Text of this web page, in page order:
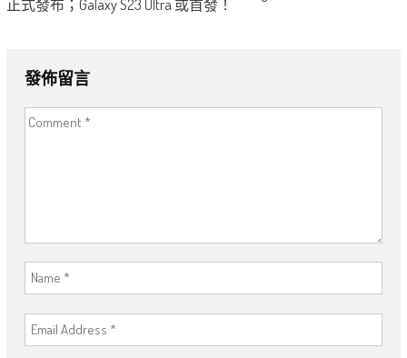
正式發布；Galaxy S23 Ultra 或首發！
發佈留言